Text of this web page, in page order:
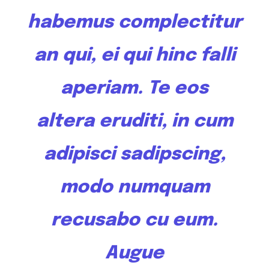
habemus complectitur
an qui, ei qui hinc falli
aperiam. Te eos
alteraeruditi, in cum
adipisci sadipscing,
modo numquam
recusabo cu eum.
Augue